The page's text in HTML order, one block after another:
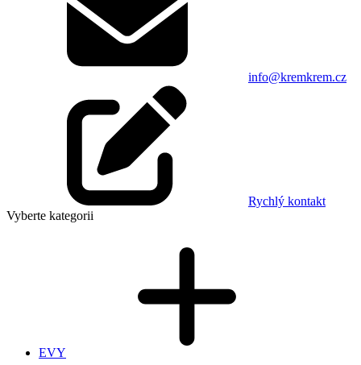
info@kremkrem.cz
Rychlý kontakt
Vyberte kategorii
EVY